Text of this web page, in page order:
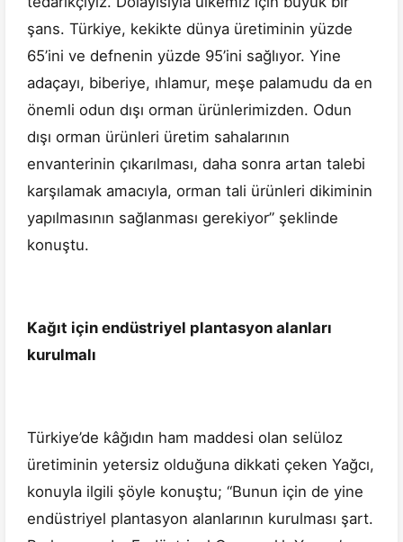
şans. Türkiye, kekikte dünya üretiminin yüzde
65’ini ve defnenin yüzde 95’ini sağlıyor. Yine
adaçayı, biberiye, ıhlamur, meşe palamudu da en
önemli odun dışı orman ürünlerimizden. Odun
dışı orman ürünleri üretim sahalarının
envanterinin çıkarılması, daha sonra artan talebi
karşılamak amacıyla, orman tali ürünleri dikiminin
yapılmasının sağlanması gerekiyor” şeklinde
konuştu.
Kağıt için endüstriyel plantasyon alanları
kurulmalı
Türkiye’de kâğıdın ham maddesi olan selüloz
üretiminin yetersiz olduğuna dikkati çeken Yağcı,
konuyla ilgili şöyle konuştu; “Bunun için de yine
endüstriyel plantasyon alanlarının kurulması şart.